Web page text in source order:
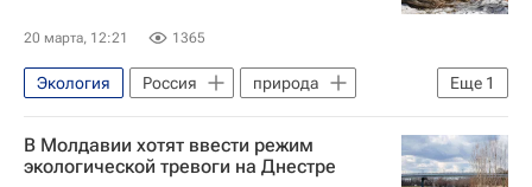
Российский научный фонд
Мощные вспышки на Солнце
Россия
Российские инновации
Экологическое благополучие
Нефть
20 марта, 12:21 1365
Еще 1
Экология Россия
природа
Общество
В Молдавии хотят ввести режим
экологической тревоги на Днестре